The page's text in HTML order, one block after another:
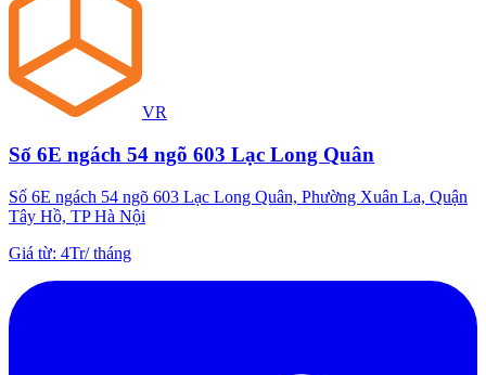
VR
Số 6E ngách 54 ngõ 603 Lạc Long Quân
Số 6E ngách 54 ngõ 603 Lạc Long Quân, Phường Xuân La, Quận
Tây Hồ, TP Hà Nội
Giá từ: 4Tr/tháng